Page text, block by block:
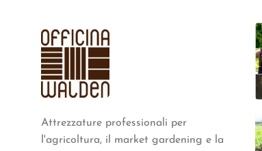
Attrezzature professionali per
l'agricoltura, il market gardening e la